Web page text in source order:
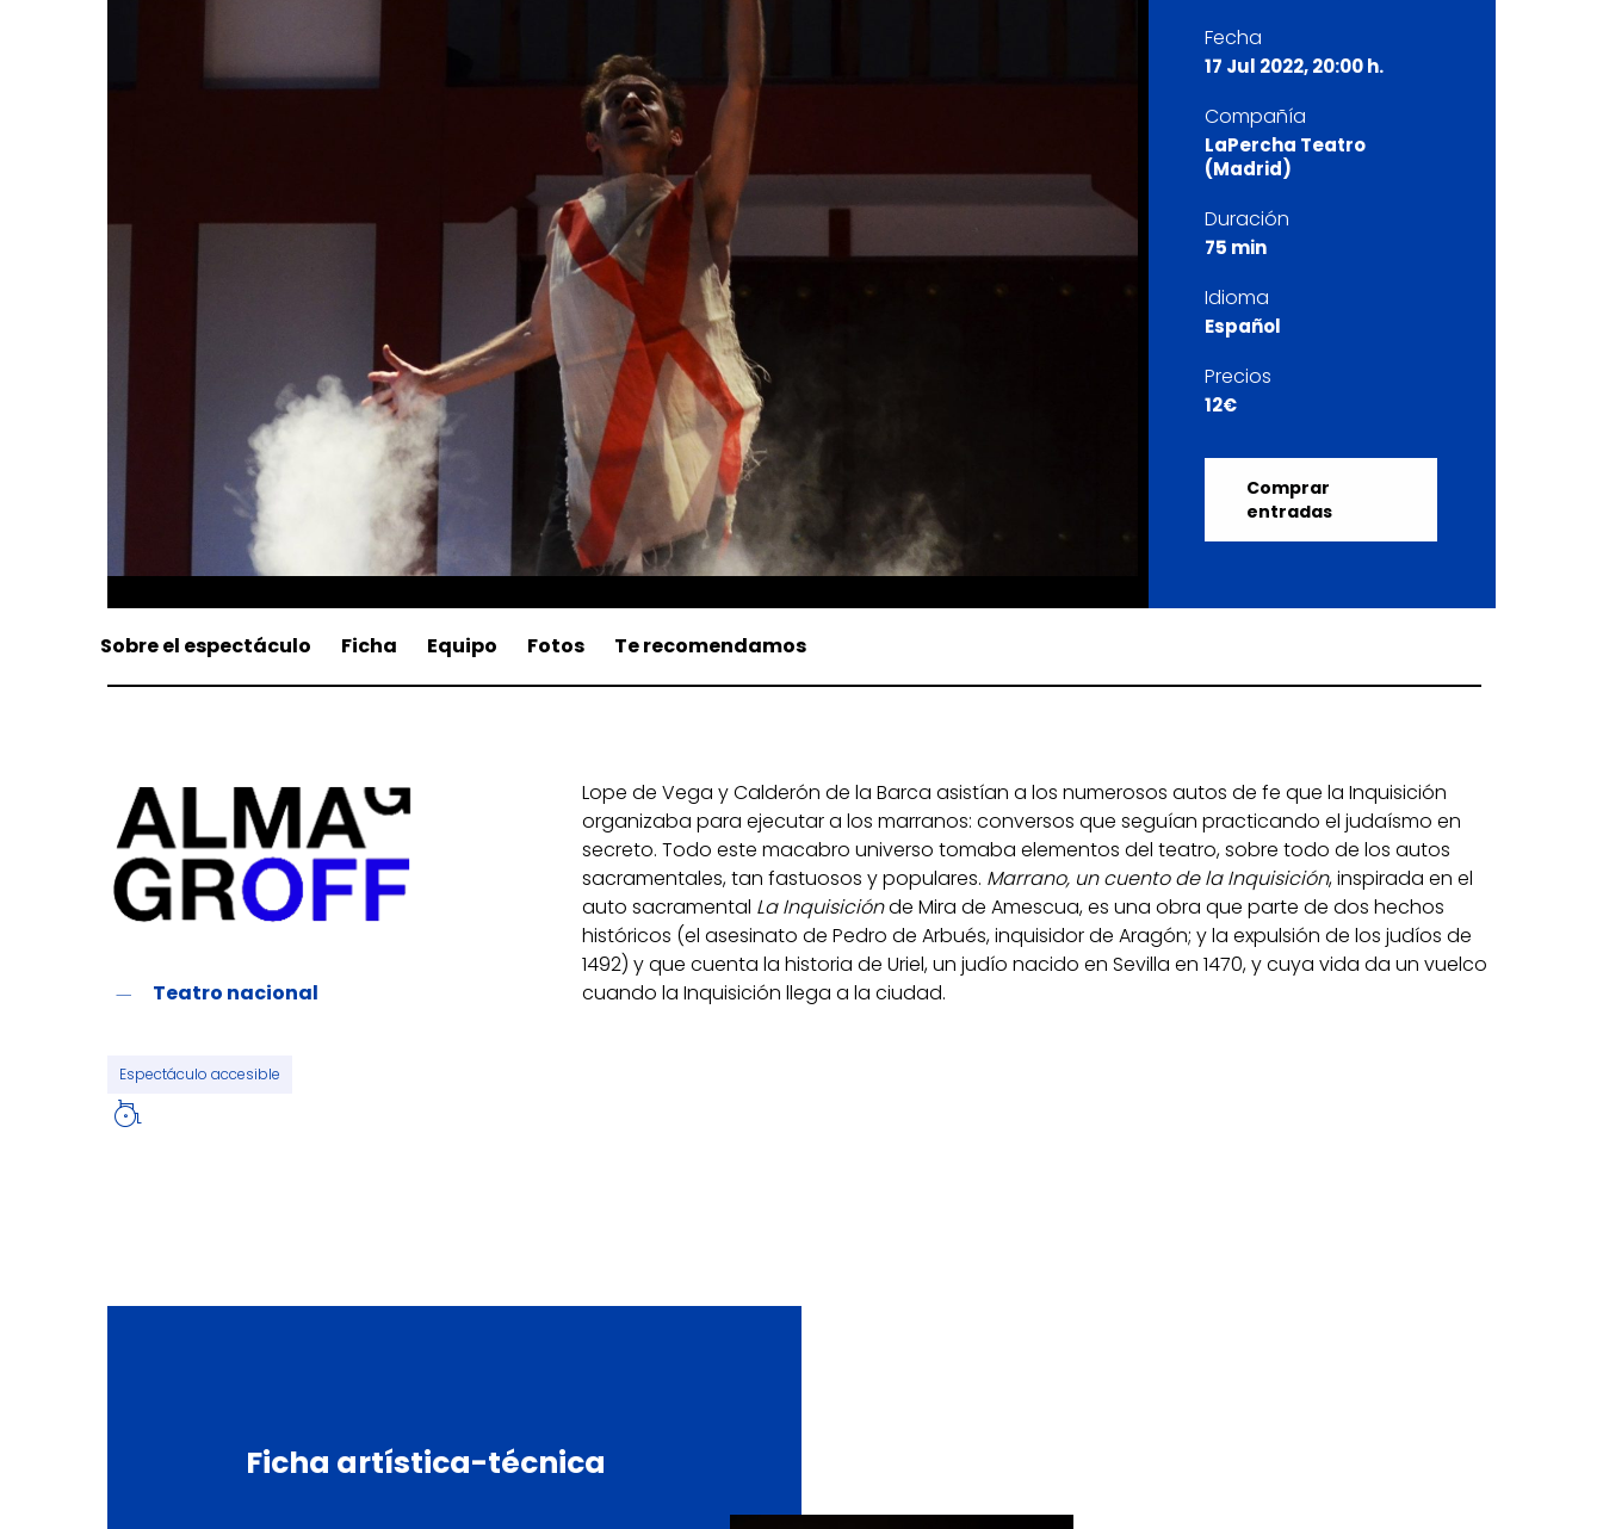
Hit enter to search or ESC to close
Fecha
17 Jul 2022, 20:00 h.
Compañía
LaPercha Teatro
(Madrid)
Duración
75 min
Idioma
Español
Precios
12€
Comprar
entradas
Sobre el espectáculo Ficha Equipo Fotos Te recomendamos
Teatro nacional
Espectáculo accesible
Lope de Vega y Calderón de la Barca asistían a los numerosos autos de fe que la Inquisición
organizaba para ejecutar a los marranos: conversos que seguían practicando el judaísmo en
secreto. Todo este macabro universo tomaba elementos del teatro, sobre todo de los autos
sacramentales, tan fastuosos y populares. Marrano, un cuento de la Inquisición, inspirada en el
auto sacramental La Inquisiciónde Mira de Amescua, es una obra que parte de dos hechos
históricos (el asesinato de Pedro de Arbués, inquisidor de Aragón; y la expulsión de los judíos de
1492) y que cuenta la historia de Uriel, un judío nacido en Sevilla en 1470, y cuya vida da un vuelco
cuando la Inquisición llega a la ciudad.
Ficha artística-técnica